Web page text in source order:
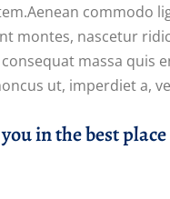
commodo
montes, nascetur
massa quis
ut, imperdiet a,
in the best